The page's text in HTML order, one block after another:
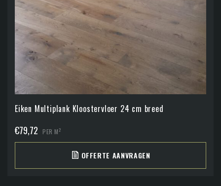
Eiken Multiplank Kloostervloer 24 cm breed
€79,72 PER M2
OFFERTE AANVRAGEN